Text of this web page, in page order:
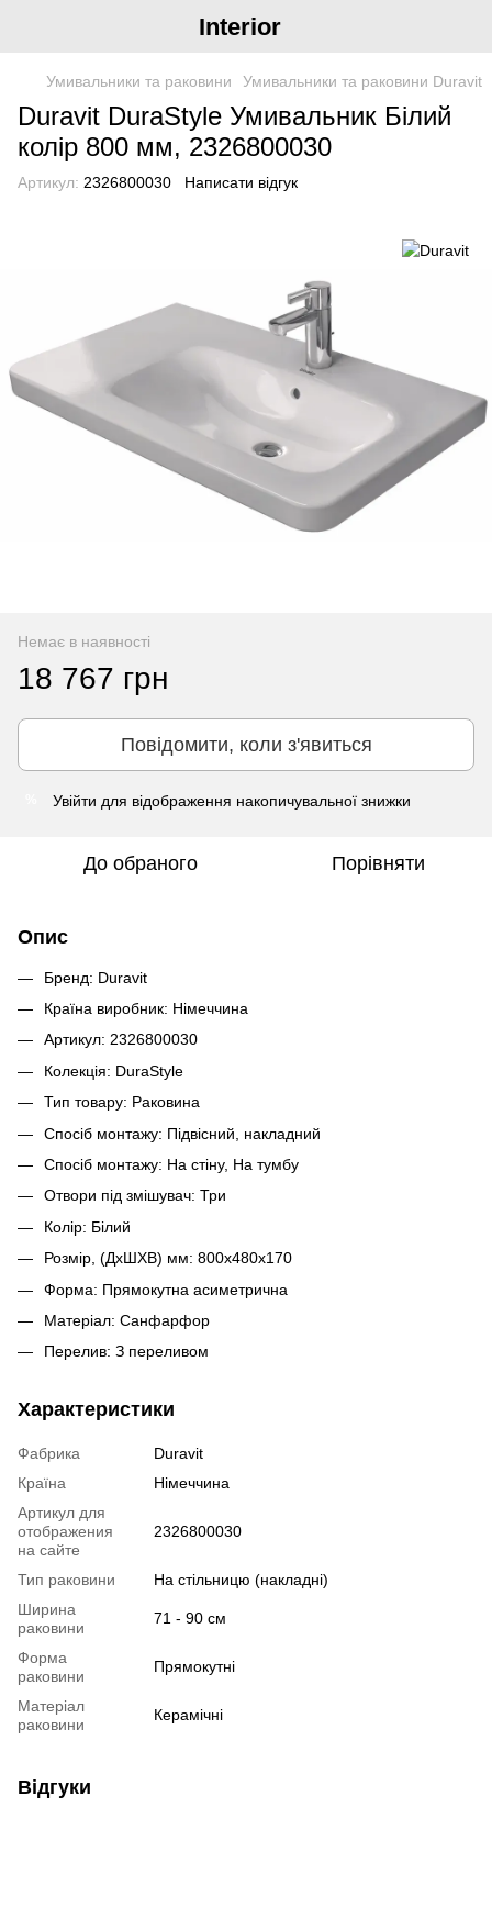
Interior
Умивальники та раковини Умивальники та раковини Duravit
Duravit DuraStyle Умивальник Білий
колір 800 мм, 2326800030
Артикул: 2326800030 Написати відгук
Немає в наявності
18 767 грн
Повідомити, коли з'явиться
Увійти для відображення накопичувальної знижки
До обраного Порівняти
Опис
Бренд: Duravit
Країна виробник: Німеччина
Артикул: 2326800030
Колекція: DuraStyle
Тип товару: Раковина
Спосіб монтажу: Підвісний, накладний
Спосіб монтажу: На стіну, На тумбу
Отвори під змішувач: Три
Колір: Білий
Розмір, (ДхШХВ) мм: 800x480х170
Форма: Прямокутна асиметрична
Матеріал: Санфарфор
Перелив: З переливом
Характеристики
Фабрика
Duravit
Країна
Німеччина
Артикул для
отображения
на сайте
2326800030
Тип раковини
На стільницю (накладні)
Ширина
раковини
71 - 90 см
Форма
раковини
Прямокутні
Матеріал
раковини
Керамічні
Відгуки